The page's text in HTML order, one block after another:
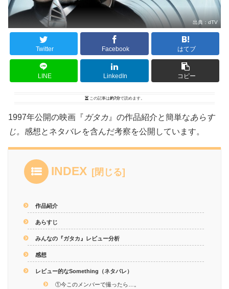
出典：dTV
Twitter Facebook はてブ
LINE LinkedIn コピー
この記事は約7分で読めます。
1997年公開の映画『 ガタカ 』の作品紹介と簡単なあらす
じ。 感想とネタバレを含んだ考察を公開しています。
INDEX
作品紹介
あらすじ
みんなの『ガタカ』レビュー分析
感想
レビュー的なSomething（ネタバレ）
①今このメンバーで撮ったら…。